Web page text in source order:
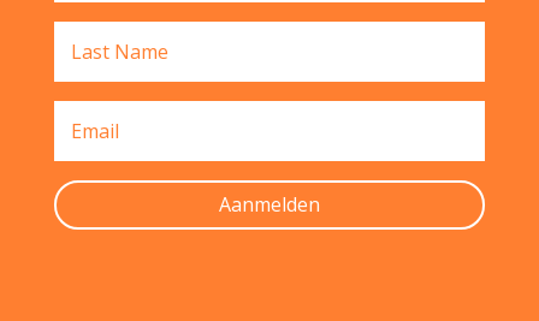
Aanmelden